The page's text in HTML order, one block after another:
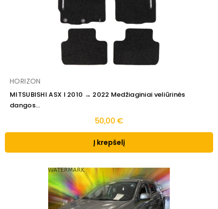
HORIZON
MITSUBISHI ASX I 2010 → 2022 Medžiaginiai veliūrinės
dangos...
50,00 €
Į krepšelį